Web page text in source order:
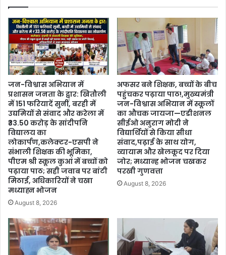
जन-विश्वास अभियान में
प्रशासन जनता के द्वार: खितौली
में 151 फरियादें सुनीं, बरही में
उद्यमियों से संवाद और करेला में
₹33.50 करोड़ के सांदीपनि
विद्यालय का
लोकार्पण,कलेक्टर-एसपी ने
संभाली शिक्षक की भूमिका,
पीएम श्री स्कूल कुआं में बच्चों को
पढ़ाया पाठ; सही जवाब पर बांटी
मिठाई, अधिकारियों ने चखा
मध्याह्न भोजन
August 8, 2026
अफसर बने शिक्षक, बच्चों के बीच
पहुंचकर पढ़ाया पाठ!,मुख्यमंत्री
जन-विश्वास अभियान में स्कूलों
का औचक जायजा—एडीशनल
सीईओ अनुराग मोदी ने
विद्यार्थियों से किया सीधा
संवाद,पढ़ाई के साथ योग,
व्यायाम और खेलकूद पर दिया
जोर; मध्यान्ह भोजन चखकर
परखी गुणवत्ता
August 8, 2026